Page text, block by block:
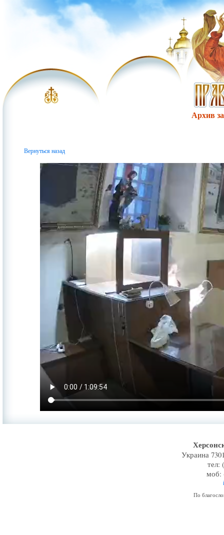
Архив
Вернуться назад
Украина
тел:
моб:
По